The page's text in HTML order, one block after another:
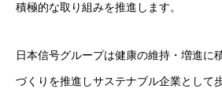
積極的な取り組みを推進します。
日本信号グループは健康の維持・増進に
づくりを推進しサステナブル企業として